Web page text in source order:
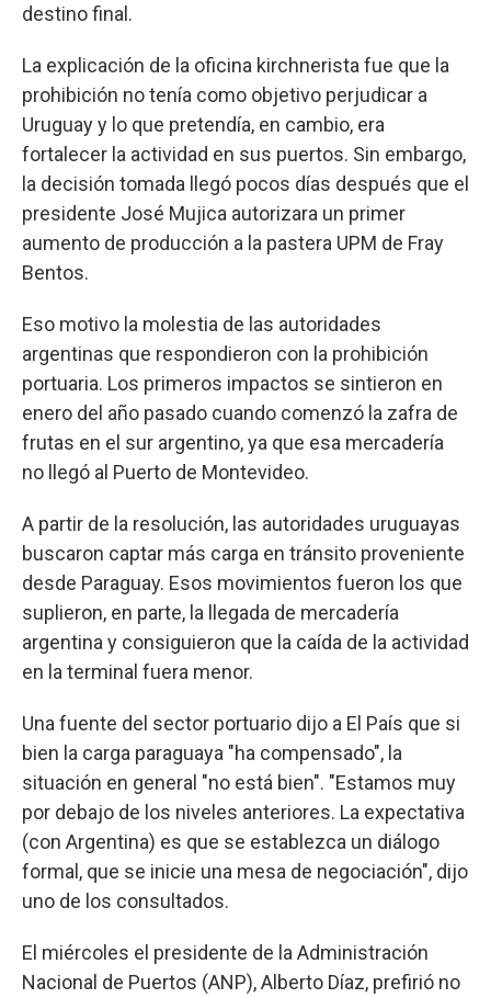
destino final.
La explicación de la oficina kirchnerista fue que la
prohibición no tenía como objetivo perjudicar a
Uruguay y lo que pretendía, en cambio, era
fortalecer la actividad en sus puertos. Sin embargo,
la decisión tomada llegó pocos días después que el
presidente José Mujica autorizara un primer
aumento de producción a la pastera UPM de Fray
Bentos.
Eso motivo la molestia de las autoridades
argentinas que respondieron con la prohibición
portuaria. Los primeros impactos se sintieron en
enero del año pasado cuando comenzó la zafra de
frutas en el sur argentino, ya que esa mercadería
no llegó al Puerto de Montevideo.
A partir de la resolución, las autoridades uruguayas
buscaron captar más carga en tránsito proveniente
desde Paraguay. Esos movimientos fueron los que
suplieron, en parte, la llegada de mercadería
argentina y consiguieron que la caída de la actividad
en la terminal fuera menor.
Una fuente del sector portuario dijo a El País que si
bien la carga paraguaya "ha compensado", la
situación en general "no está bien". "Estamos muy
por debajo de los niveles anteriores. La expectativa
(con Argentina) es que se establezca un diálogo
formal, que se inicie una mesa de negociación", dijo
uno de los consultados.
El miércoles el presidente de la Administración
Nacional de Puertos (ANP), Alberto Díaz, prefirió no